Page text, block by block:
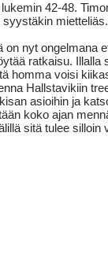
42-48.
mietteliäs.
on nyt ongelmana
ratkaisu. Illalla
homma voisi
Hallstavikiin
asioihin ja
koko ajan
sitä tulee silloin